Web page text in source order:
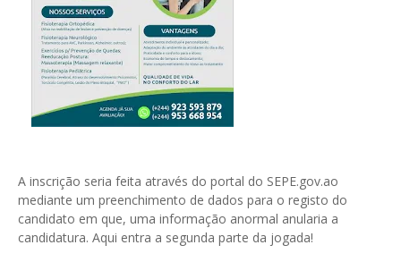
A inscrição seria feita através do portal do SEPE.gov.ao
mediante um preenchimento de dados para o registo do
candidato em que, uma informação anormal anularia a
candidatura. Aqui entra a segunda parte da jogada!